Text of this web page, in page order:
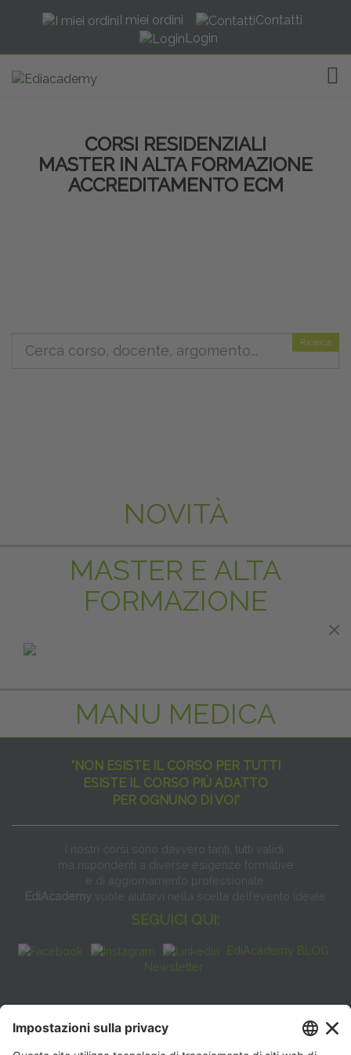
I miei ordini
Contatti
Login
CORSI RESIDENZIALI
MASTER IN ALTA FORMAZIONE
ACCREDITAMENTO ECM
Ricerca
NOVITÀ
MASTER E ALTA
FORMAZIONE
MANU MEDICA
"NON ESISTE IL CORSO PER TUTTI
ESISTE IL CORSO PIÙ ADATTO
PER OGNUNO DI VOI"
I nostri corsi sono davvero tanti, tutti validi
ma rispondenti a diverse esigenze formative
e di aggiornamento professionale.
EdiAcademy vuole aiutarvi nella scelta dell’evento ideale
SEGUICI QUI:
EdiAcademy BLOG
Newsletter
FAQ
×